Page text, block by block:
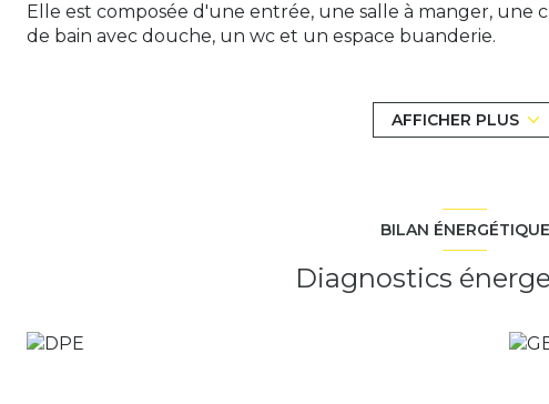
Elle est composée d'une entrée, une salle à manger, une
de bain avec douche, un wc et un espace buanderie.
Côté extérieur, une grande terrasse, une dépendance
Ce bien est proposé par Frédéric PEREIRA Agent
AFFICHER PLUS
BILAN ÉNERGÉTIQUE
Diagnostics